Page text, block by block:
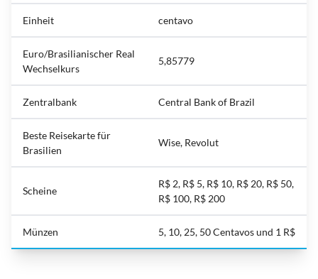
Einheit centavo
Euro/Brasilianischer Real
Wechselkurs
5,85779
Zentralbank Central Bank of Brazil
Beste Reisekarte für
Brasilien
Wise, Revolut
Scheine
R$ 2, R$ 5, R$ 10, R$ 20, R$ 50,
R$ 100, R$ 200
Münzen 5, 10, 25, 50 Centavos und 1 R$